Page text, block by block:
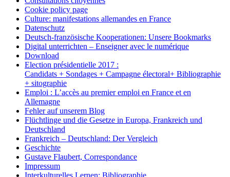
Cookie policy page
Culture: manifestations allemandes en France
Datenschutz
Deutsch-französische Kooperationen: Unsere Bookmarks
Digital unterrichten – Enseigner avec le numérique
Download
Election présidentielle 2017 :
Candidats + Sondages + Campagne électoral+ Bibliographie
+ sitographie
Emploi : L’accès au premier emploi en France et en
Allemagne
Fehler auf unserem Blog
Flüchtlinge und die Gesetze in Europa, Frankreich und
Deutschland
Frankreich – Deutschland: Der Vergleich
Geschichte
Gustave Flaubert, Correspondance
Impressum
Interkulturelles Lernen: Bibliographie